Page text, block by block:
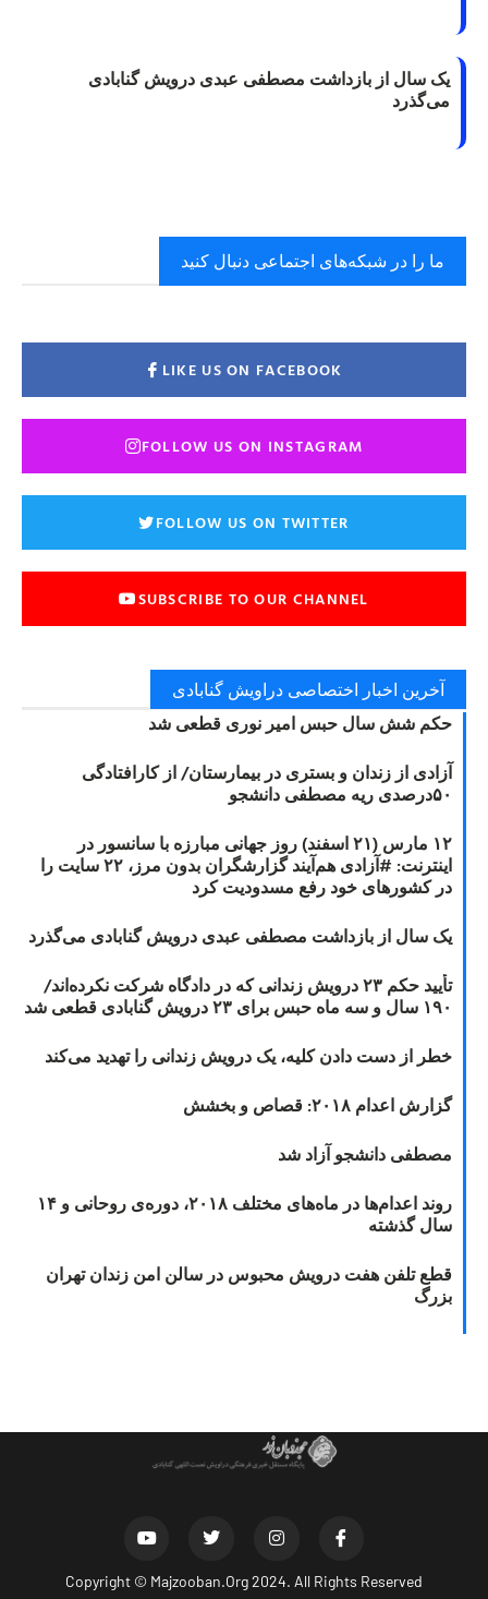
یک سال از بازداشت مصطفی عبدی درویش گنابادی
می‌گذرد
ما را در شبکه‌های اجتماعی دنبال کنید
LIKE US ON FACEBOOK
FOLLOW US ON INSTAGRAM
FOLLOW US ON TWITTER
SUBSCRIBE TO OUR CHANNEL
آخرین اخبار اختصاصی دراویش گنابادی
حکم شش سال حبس امیر نوری قطعی شد
آزادی از زندان و بستری در بیمارستان/ از کارافتادگی
۵۰درصدی ریه مصطفی دانشجو
۱۲ مارس (۲۱ اسفند) روز جهانی مبارزه با سانسور در
اینترنت: #آزادی هم‌آیند گزارشگران‌ بدون مرز، ۲۲ سایت را
در کشورهای خود رفع مسدودیت کرد
یک سال از بازداشت مصطفی عبدی درویش گنابادی می‌گذرد
تأیید حکم ۲۳ درویش زندانی که در دادگاه شرکت نکرده‌اند/
۱۹۰ سال و سه ماه حبس برای ۲۳ درویش گنابادی قطعی شد
خطر از دست دادن کلیه، یک درویش زندانی را تهدید می‌کند
گزارش اعدام ۲۰۱۸: قصاص و بخشش
مصطفی دانشجو آزاد شد
روند اعدام‌ها در ماه‌های مختلف ۲۰۱۸، دوره‌ی روحانی و ۱۴
سال گذشته
قطع تلفن هفت درویش محبوس در سالن امن زندان تهران
بزرگ
Copyright © Majzooban.Org2024. All Rights Reserved